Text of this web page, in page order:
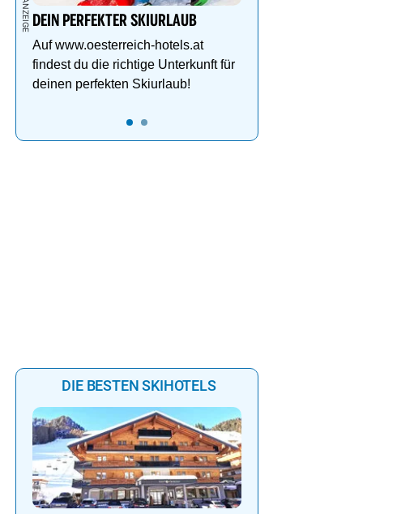
DEIN PERFEKTER SKIURLAUB
Auf www.oesterreich-hotels.at
findest du die richtige Unterkunft für
deinen perfekten Skiurlaub!
DIE BESTEN SKIHOTELS